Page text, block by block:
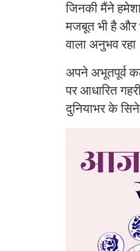
जिनकी मैंने
मजबूत भी है और
वाला अनुभव
अपने अभूतपूर्व
पर आधारित
दुनियाभर के